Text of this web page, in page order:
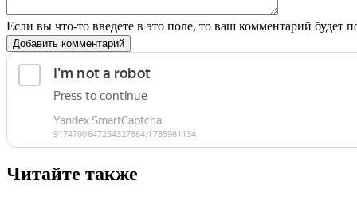
Если вы что-то введете в это поле, то ваш комментарий будет
Добавить комментарий
Читайте также